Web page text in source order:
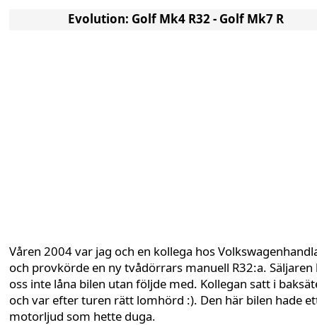
Evolution: Golf Mk4 R32 - Golf Mk7 R
Våren 2004 var jag och en kollega hos
och provkörde en ny tvådörrars manuell R32:a. Säljaren
oss inte låna bilen utan följde med. Kollegan satt i
och var efter turen rätt lomhörd :). Den här bilen hade
motorljud som hette duga.